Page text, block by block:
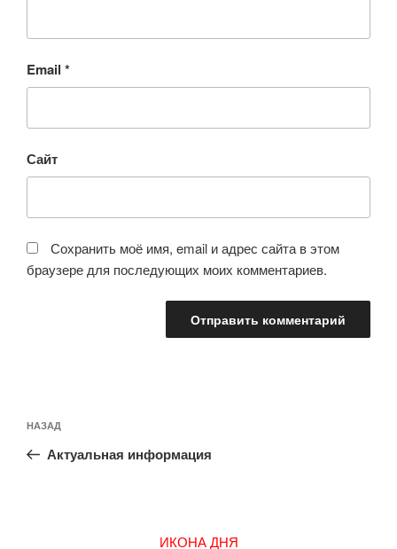
Email *
Сайт
Сохранить моё имя, email и адрес сайта в этом
браузере для последующих моих комментариев.
по
записям
Предыдущая
запись:
НАЗАД
Актуальная информация
ИКОНА ДНЯ